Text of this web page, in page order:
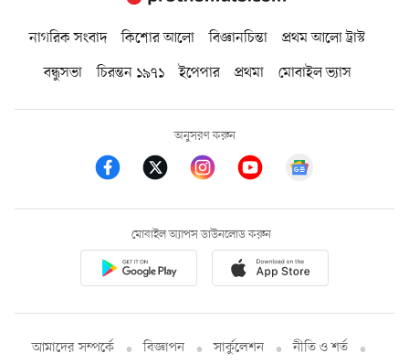
নাগরিক সংবাদ কিশোর আলো বিজ্ঞানচিন্তা
প্রথম আলো ট্রাস্ট
বন্ধুসভা
চিরন্তন ১৯৭১ ইপেপার প্রথমা মোবাইল ভ্যাস
অনুসরণ করুন
মোবাইল অ্যাপস ডাউনলোড করুন
আমাদের সম্পর্কে বিজ্ঞাপন সার্কুলেশন নীতি ও শর্ত